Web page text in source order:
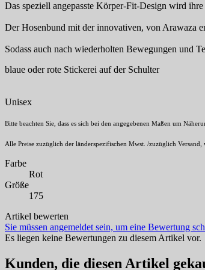
Das speziell angepasste Körper-Fit-Design wird
Der Hosenbund mit der innovativen, von Arawaza
Sodass auch nach wiederholten Bewegungen und
blaue oder rote Stickerei auf der Schulter
Unisex
Bitte beachten Sie, dass es sich bei den angegebenen Maßen um
Alle Preise zuzüglich der länderspezifischen Mwst. /zuzüglich
Farbe
Rot
Größe
175
Artikel bewerten
Sie müssen angemeldet sein, um eine Bewertung
Es liegen keine Bewertungen zu diesem Artikel vor.
Kunden, die diesen Artikel